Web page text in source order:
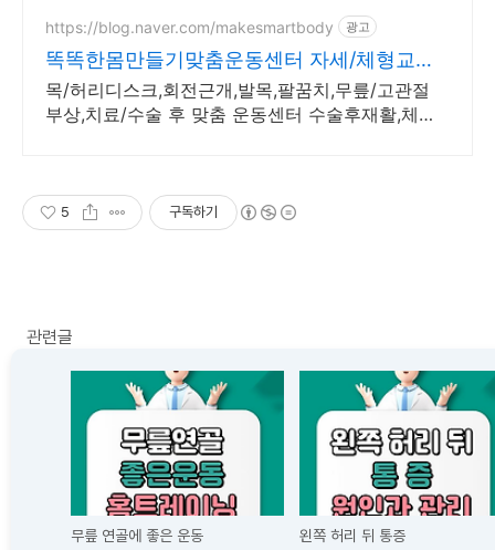
https://blog.naver.com/makesmartbody 광고
똑똑한몸만들기맞춤운동센터 자세/체형교정,
재활운동 전문
목/허리디스크,회전근개,발목,팔꿈치,무릎/고관절
부상,치료/수술 후 맞춤 운동센터 수술후재활,체형
5 구독하기
관련글
무릎 연골에 좋은 운동 왼쪽 허리 뒤 통증